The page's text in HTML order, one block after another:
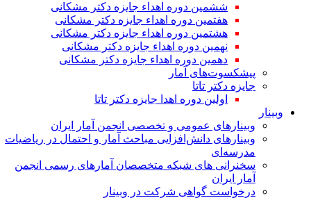
ششمین دوره اهداء جایزه دکتر مشکانی
هفتمین دوره اهداء جایزه دکتر مشکانی
هشتمین دوره اهداء جایزه دکتر مشکانی
نهمین دوره اهداء جایزه دکتر مشکانی
دهمین دوره اهداء جایزه دکتر مشکانی
پیشکسوت‌های آمار
جایزه دکتر تاتا
اولین دوره اهدا جایزه دکتر تاتا
وبینار
وبینارهای عمومی و تخصصی انجمن آمار ایران
وبینارهای دانش‌افزایی مباحث آمار و احتمال در ریاضیات
مدرسه‌ای
سخنرانی های شبکه متخصصان آمارهای رسمی انجمن
آمار ایران
درخواست گواهی شرکت در وبینار